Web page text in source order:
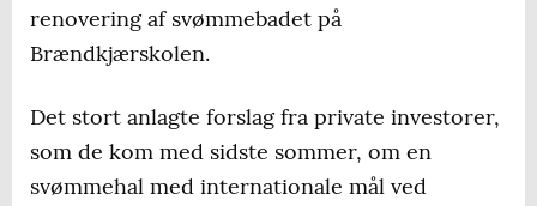
renovering af svømmebadet på
Brændkjærskolen.
Det stort anlagte forslag fra private investorer,
som de kom med sidste sommer, om en
svømmehal med internationale mål ved